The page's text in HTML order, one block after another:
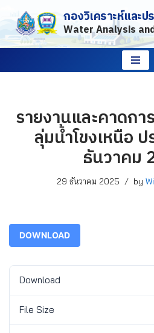
Skip
to
กองวิเคราะห์และ
Water Analysis
รายงานและคาดก
ลุ่มน้ำโขงเหนือ
ธันวาคม
29 ธันวาคม 2025 by
DOWNLOAD
Download
File Size